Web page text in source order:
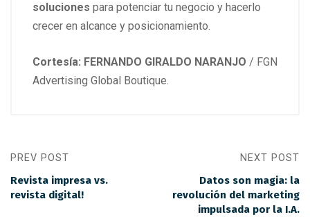
soluciones para potenciar tu negocio y hacerlo
crecer en alcance y posicionamiento.
Cortesía: FERNANDO GIRALDO NARANJO / FGN
Advertising Global Boutique.
PREV POST
Revista impresa vs.
revista digital!
NEXT POST
Datos son magia: la
revolución del marketing
impulsada por la I.A.